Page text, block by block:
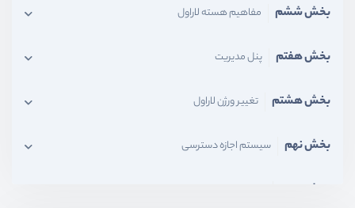
بخش ششم مفاهیم هسته لاراول
بخش هفتم پنل مدیریت
بخش هشتم تغییر ورژن لاراول
بخش نهم سیستم اجازه دسترسی
بخش دهم